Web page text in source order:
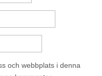
och webbplats i denna